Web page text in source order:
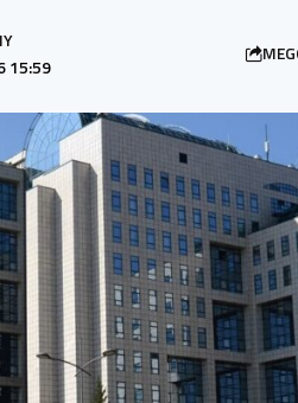
15:59